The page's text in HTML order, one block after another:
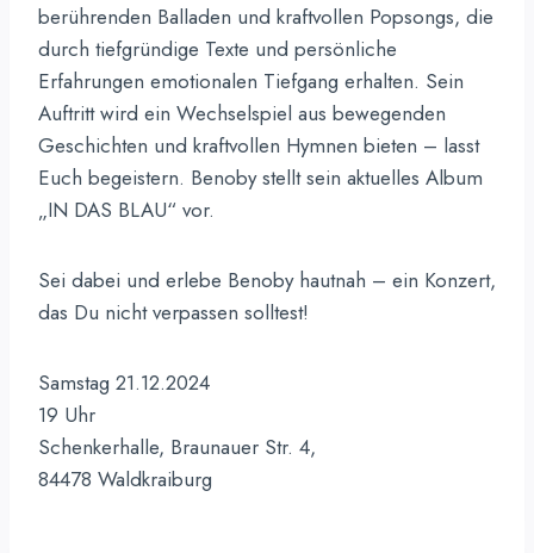
berührenden Balladen und kraftvollen Popsongs, die
durch tiefgründige Texte und persönliche
Erfahrungen emotionalen Tiefgang erhalten. Sein
Auftritt wird ein Wechselspiel aus bewegenden
Geschichten und kraftvollen Hymnen bieten – lasst
Euch begeistern. Benoby stellt sein aktuelles Album
„IN DAS BLAU“ vor.
Sei dabei und erlebe Benoby hautnah – ein Konzert,
das Du nicht verpassen solltest!
Samstag 21.12.2024
19 Uhr
Schenkerhalle, Braunauer Str. 4,
84478 Waldkraiburg